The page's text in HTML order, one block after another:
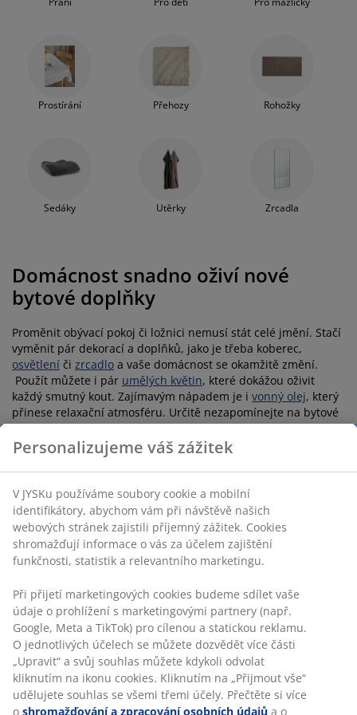
Prostírání Přehozy Rohožky
Sedáky Utěrky Zrcadla
Domácnost snadno oživí nové
bytové doplňky
Proměnit obývací pokoj či ložnici nemusí stát celé jmění. Stačí
vyměnit pár dekorací a doplňků, jako je třeba koberec,
osvětlení či zrcadlo a vaše domácnost se okamžitě změní.
Použít můžete i pár umělých květin, které dokážou oživit
každý smutný kout. Zajímavým nápadem je i vonný olej, který
přinese relaxační atmosféru. Určitě nezapomínejte na bytové
dekorace, které z nudného prostoru vytvoří útulný domov, ve
kterém budete rádi trávit svůj čas.Fotorámečky
připomenout důležité chvíle ve vašem životě.
Dekorace a bytové doplňky z
kolekce Nordic Mood
Čtyřikrát do roka představujeme novou trendy kolekci doplňků
Přečtěte si více na našem blogu.
Zvolte si ten pravý styl pro vaši
domácnost
Ať už zařizujete novou domácnost, nebo jen uvažujete o
změně svého stávajícího dekoru, existuje řada různých
Personalizujeme váš zážitek
V JYSKu používáme soubory cookie a mobilní
identifikátory, abychom vám při návštěvě našich
webových stránek zajistili příjemný zážitek. Cookies
shromažďují informace o vás za účelem zajištění
funkčnosti, statistik a relevantního marketingu.
Při přijetí marketingových cookies budeme sdílet vaše
údaje o prohlížení s marketingovými partnery (např.
Google, Meta a TikTok) pro cílenou a statickou reklamu.
O jednotlivých účelech se můžete dozvědět více části
„Upravit“ a svůj souhlas můžete kdykoli odvolat
kliknutím na ikonu cookies. Kliknutím na „Přijmout vše“
udělujete souhlas se všemi třemi účely. Přečtěte si více
o shromažďování a zpracování osobních údajů a o